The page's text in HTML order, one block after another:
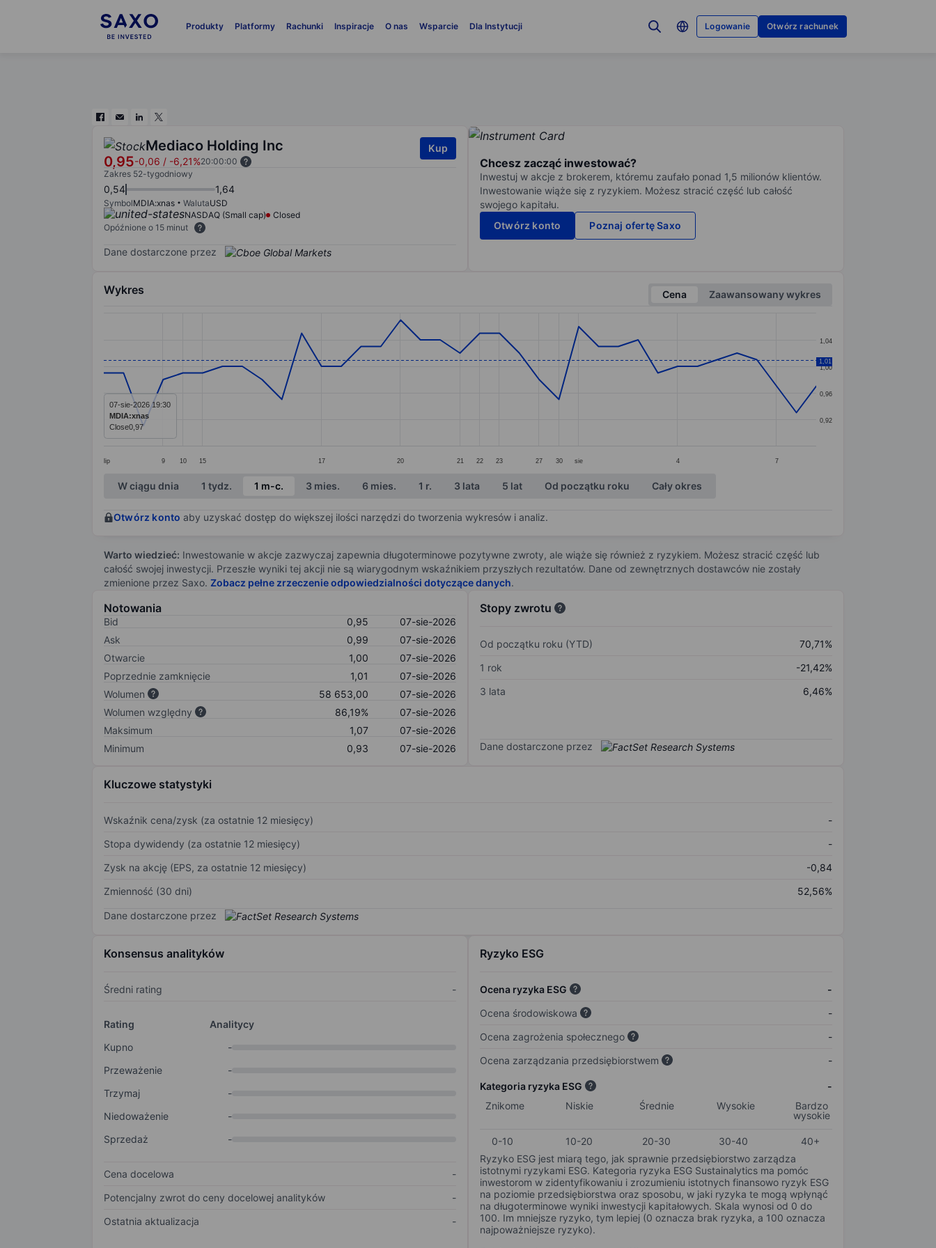
Produkty Platformy Rachunki Inspiracje O nas Wsparcie Dla Instytucji Logowanie Otwórz rachunek
Mediaco Holding Inc
0,95-0,06 / -6,21%20:00:00
Kup
Zakres 52-tygodniowy
0,54 1,64
SymbolMDIA:xnas WalutaUSD
NASDAQ (Small cap)
Closed
Opóźnione o 15 minut
Dane dostarczone przez
Chcesz zacząć inwestować?
Inwestuj w akcje z brokerem, któremu zaufało ponad 1,5 milionów klientów.
Inwestowanie wiąże się z ryzykiem. Możesz stracić część lub całość
swojego kapitału.
Otwórz konto
Poznaj ofertę Saxo
Wykres Cena
Zaawansowany wykres
The chart has 1 X axis displaying categories.
The chart has 1 Y axis displaying values. Data ranges from 0.91 to 1.07.
lip 9 10 15 17 20 21 22 23 27 30 sie 4 7
0,92
0,96
1,00
1,04
1,01
07-sie-2026 19:30
MDIA:xnas
Close0,97
End of interactive chart.
W ciągu dnia 1 tydz. 1 m-c. 3 mies. 6 mies. 1 r. 3 lata 5 lat Od początku roku Cały okres
Otwórz konto aby uzyskać dostęp do większej ilości narzędzi do tworzenia wykresów i analiz.
Warto wiedzieć: Inwestowanie w akcje zazwyczaj zapewnia długoterminowe pozytywne zwroty, ale wiąże się również z ryzykiem. Możesz stracić część lub
całość swojej inwestycji. Przeszłe wyniki tej akcji nie są wiarygodnym wskaźnikiem przyszłych rezultatów. Dane od zewnętrznych dostawców nie zostały
zmienione przez Saxo. Zobacz pełne zrzeczenie odpowiedzialności dotyczące danych.
Notowania
Bid 0,95
07-sie-2026
Ask
0,99
07-sie-2026
Otwarcie
1,00
07-sie-2026
Poprzednie zamknięcie
1,01
07-sie-2026
Wolumen
58 653,00
07-sie-2026
Wolumen względny
86,19%
07-sie-2026
Maksimum
1,07
07-sie-2026
Minimum
0,93 07-sie-2026
Stopy zwrotu
Od początku roku (YTD)
70,71%
1 rok
-21,42%
3 lata
6,46%
Dane dostarczone przez
Kluczowe statystyki
Wskaźnik cena/zysk (za ostatnie 12 miesięcy)
-
Stopa dywidendy (za ostatnie 12 miesięcy)
-
Zysk na akcję (EPS, za ostatnie 12 miesięcy)
-0,84
Zmienność (30 dni)
52,56%
Dane dostarczone przez
Konsensus analityków
Średni rating -
Rating
Analitycy
Kupno
-
Przeważenie
-
Trzymaj
-
Niedoważenie
-
Sprzedaż
-
Cena docelowa
-
Potencjalny zwrot do ceny docelowej analityków
-
Ostatnia aktualizacja
-
Ryzyko ESG
Ocena ryzyka ESG
-
Ocena środowiskowa
-
Ocena zagrożenia społecznego
-
Ocena zarządzania przedsiębiorstwem
-
Kategoria ryzyka ESG
-
Znikome
Niskie Średnie Wysokie
Bardzo
wysokie
0-10 10-20 20-30 30-40
40+
Ryzyko ESG jest miarą tego, jak sprawnie przedsiębiorstwo zarządza
istotnymi ryzykami ESG. Kategoria ryzyka ESG Sustainalytics ma pomóc
inwestorom w zidentyfikowaniu i zrozumieniu istotnych finansowo ryzyk ESG
na poziomie przedsiębiorstwa oraz sposobu, w jaki ryzyka te mogą wpłynąć
na długoterminowe wyniki inwestycji kapitałowych. Skala wynosi od 0 do
100. Im mniejsze ryzyko, tym lepiej (0 oznacza brak ryzyka, a 100 oznacza
najpoważniejsze ryzyko).